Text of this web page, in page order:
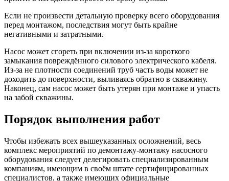
Если не произвести детальную проверку всего оборудования
перед монтажом, последствия могут быть крайне
негативными и затратными.
Насос может сгореть при включении из-за короткого
замыкания повреждённого силового электрического кабеля.
Из-за не плотности соединений труб часть воды может не
доходить до поверхности, выливаясь обратно в скважину.
Наконец, сам насос может быть утерян при монтаже и упасть
на забой скважины.
Порядок выполнения работ
Чтобы избежать всех вышеуказанных осложнений, весь
комплекс мероприятий по демонтажу-монтажу насосного
оборудования следует делегировать специализированным
компаниям, имеющим в своём штате сертифицированных
специалистов, а также имеющих официальные